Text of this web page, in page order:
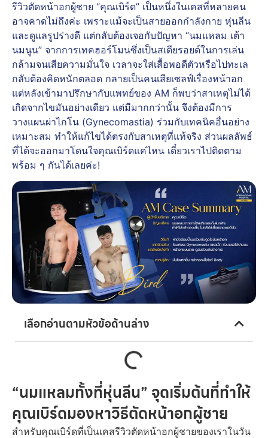
รีวิวตัดหน้าอกผู้ชาย “คุณเบิร์ด” เป็นหนึ่งในเคสที่หลายคน
อาจคาดไม่ถึงค่ะ เพราะแม้จะเป็นสายออกกำลังกาย หุ่นลีน
และดูแลรูปร่างดี แต่กลับต้องเจอกับปัญหา “นมแหลม เต้า
นมนูน” จากการเทคฮอร์โมนซึ่งเป็นสเตียรอยด์ในการเล่น
กล้ามจนเสียความมั่นใจ เวลาจะใส่เสื้อพอดีตัวหรือไปทะเล
กลับต้องคิดหนักตลอด กลายเป็นคนเสียเซลฟ์เรื่องหน้าอก
แต่หลังเข้ามาปรึกษากับแพทย์ของ AM ก็พบว่าสาเหตุไม่ได้
เกิดจากไขมันอย่างเดียว แต่มีมากกว่านั้น จึงต้องมีการ
วางแผนผ่าไกโน (Gynecomastia) ร่วมกับเทคนิคอื่นอย่าง
เหมาะสม ทำให้แก้ไขได้ตรงกับสาเหตุที่แท้จริง ส่วนผลลัพธ์
ที่ได้จะออกมาโดนใจคุณเบิร์ดแค่ไหน เดี๋ยวเราไปติดตาม
พร้อม ๆ กันได้เลยค่ะ!
เลือกอ่านตามหัวข้อด้านล่าง
“นมแหลมทั้งที่หุ่นลีน” จุดเริ่มต้นที่ทำให้
คุณเบิร์ดมองหาวิธีตัดหน้าอกผู้ชาย
สำหรับคุณเบิร์ดที่เป็นเคสรีวิวตัดหน้าอกผู้ชายของเราในวัน